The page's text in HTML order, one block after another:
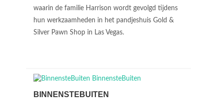
waarin de familie Harrison wordt gevolgd tijdens
hun werkzaamheden in het pandjeshuis Gold &
Silver Pawn Shop in Las Vegas.
BINNENSTEBUITEN